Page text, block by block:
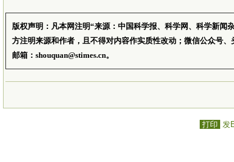
版权声明：凡本网注明“来源：中国科学报、科学网、科学新闻
方注明来源和作者，且不得对内容作实质性改动；微信公众号、
邮箱：shouquan@stimes.cn。
打印 发